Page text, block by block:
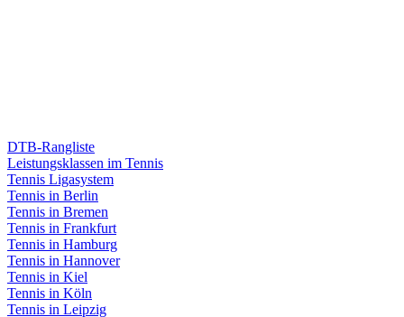
DTB-Rangliste
Leistungsklassen im Tennis
Tennis Ligasystem
Tennis in Berlin
Tennis in Bremen
Tennis in Frankfurt
Tennis in Hamburg
Tennis in Hannover
Tennis in Kiel
Tennis in Köln
Tennis in Leipzig